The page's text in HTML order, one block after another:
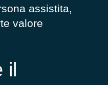
assistita,
valore